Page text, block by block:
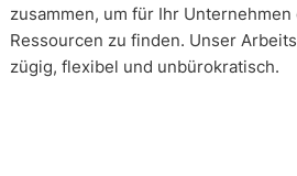
zusammen, um für Ihr
Ressourcen zu finden. Unser
zügig, flexibel und unbürokratisch.